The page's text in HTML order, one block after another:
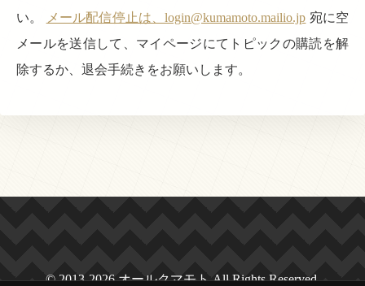
い。
メール配信停止は、login@kumamoto.mailio.jp 宛に空
メールを送信して、マイページにてトピックの購読を解
除するか、退会手続きをお願いします。
© 2013-2026 オールクマモト All Rights Reserved.